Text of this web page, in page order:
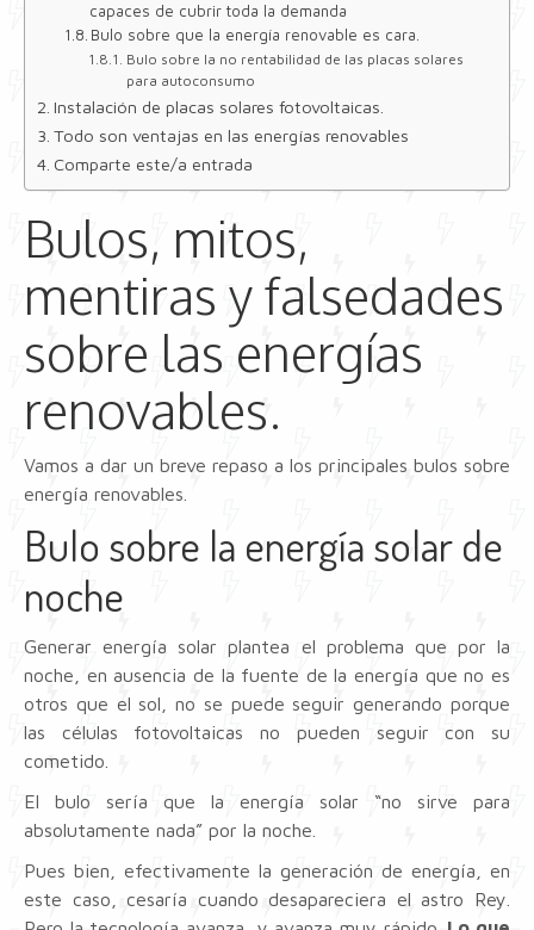
capaces de cubrir toda la demanda
Bulo sobre que la energía renovable es cara.
Bulo sobre la no rentabilidad de las placas solares
para autoconsumo
Instalación de placas solares fotovoltaicas.
Todo son ventajas en las energías renovables
Comparte este/a entrada
Bulos, mitos,
mentiras y falsedades
sobre las energías
renovables.
Vamos a dar un breve repaso a los principales bulos sobre
energía renovables.
Bulo sobre la energía solar de
noche
Generar energía solar plantea el problema que por la
noche, en ausencia de la fuente de la energía que no es
otros que el sol, no se puede seguir generando porque
las células fotovoltaicas no pueden seguir con su
cometido.
El bulo sería que la energía solar “no sirve para
absolutamente nada” por la noche.
Pues bien, efectivamente la generación de energía, en
este caso, cesaría cuando desapareciera el astro Rey.